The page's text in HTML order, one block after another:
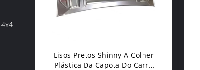
Lisos Pretos Shinny A Colher
Plástica Da Capota Do Carro